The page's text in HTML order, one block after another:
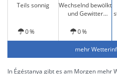
Teils sonnig
Wechselnd bewölkt
und Gewitter
0 % 0 %
mehr
In Égéstanya gibt es am Morgen mehr